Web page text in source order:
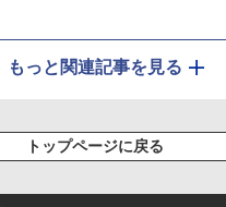
もっと関連記事を見る
トップページに戻る